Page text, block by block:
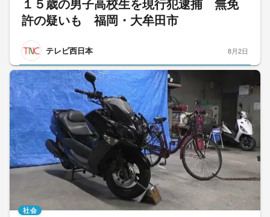
１５歳の男子高校生を現行犯逮捕 無免
許の疑いも 福岡・大牟田市
テレビ西日本 8月2日
社会